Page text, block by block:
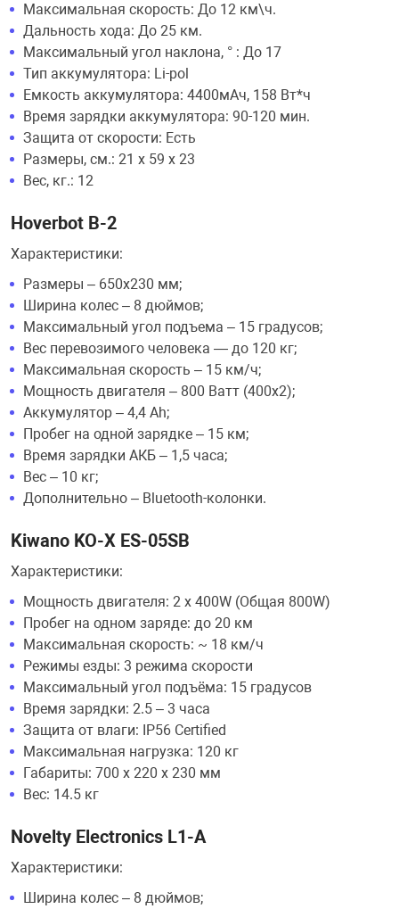
Максимальная скорость: До 12 км\ч.
Дальность хода: До 25 км.
Максимальный угол наклона, ° : До 17
Тип аккумулятора: Li-pol
Емкость аккумулятора: 4400мАч, 158 Вт*ч
Время зарядки аккумулятора: 90-120 мин.
Защита от скорости: Есть
Размеры, см.: 21 x 59 x 23
Вес, кг.: 12
Hoverbot B-2
Характеристики:
Размеры – 650х230 мм;
Ширина колес – 8 дюймов;
Максимальный угол подъема – 15 градусов;
Вес перевозимого человека — до 120 кг;
Максимальная скорость – 15 км/ч;
Мощность двигателя – 800 Ватт (400х2);
Аккумулятор – 4,4 Ah;
Пробег на одной зарядке – 15 км;
Время зарядки АКБ – 1,5 часа;
Вес – 10 кг;
Дополнительно – Bluetooth-колонки.
Kiwano KO-X ES-05SB
Характеристики:
Мощность двигателя: 2 х 400W (Общая 800W)
Пробег на одном заряде: до 20 км
Максимальная скорость: ~ 18 км/ч
Режимы езды: 3 режима скорости
Максимальный угол подъёма: 15 градусов
Время зарядки: 2.5 – 3 часа
Защита от влаги: IP56 Certified
Максимальная нагрузка: 120 кг
Габариты: 700 х 220 х 230 мм
Вес: 14.5 кг
Novelty Electronics L1-A
Характеристики:
Ширина колес – 8 дюймов;